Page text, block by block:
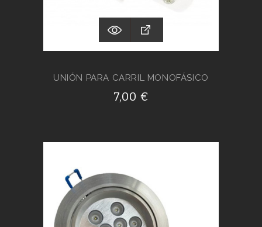
UNIÓN PARA CARRIL MONOFÁSICO
7,00 €